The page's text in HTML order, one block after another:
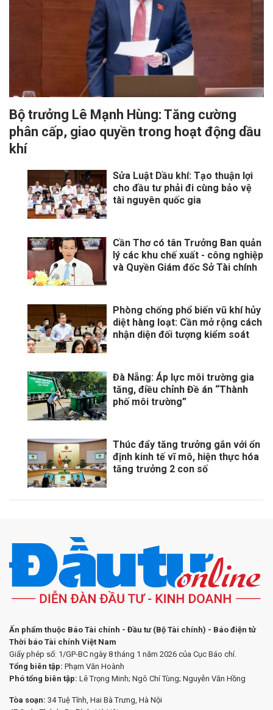
Bộ trưởng Lê Mạnh Hùng: Tăng cường
phân cấp, giao quyền trong hoạt động dầu
khí
Sửa Luật Dầu khí: Tạo thuận lợi
cho đầu tư phải đi cùng bảo vệ
tài nguyên quốc gia
Cần Thơ có tân Trưởng Ban quản
lý các khu chế xuất - công nghiệp
và Quyền Giám đốc Sở Tài chính
Phòng chống phổ biến vũ khí hủy
diệt hàng loạt: Cần mở rộng cách
nhận diện đối tượng kiểm soát
Đà Nẵng: Áp lực môi trường gia
tăng, điều chỉnh Đề án “Thành
phố môi trường”
Thúc đẩy tăng trưởng gắn với ổn
định kinh tế vĩ mô, hiện thực hóa
tăng trưởng 2 con số
Ấn phẩm thuộc Báo Tài chính - Đầu tư (Bộ Tài chính) - Báo điện tử
Thời báo Tài chính Việt Nam
Giấy phép số: 1/GP-BC ngày 8 tháng 1 năm 2026 của Cục Báo chí.
Tổng biên tập: Phạm Văn Hoành
Phó tổng biên tập: Lê Trọng Minh; Ngô Chí Tùng; Nguyễn Văn Hồng
Tòa soạn: 34 Tuệ Tĩnh, Hai Bà Trưng, Hà Nội